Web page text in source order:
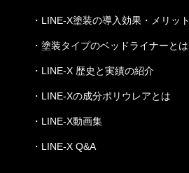
・ LINE-X塗装の導入効果・メリット
・ 塗装タイプのベッドライナーとは
・ LINE-X 歴史と実績の紹介
・ LINE-Xの成分ポリウレアとは
・ LINE-X動画集
・ LINE-X Q&A